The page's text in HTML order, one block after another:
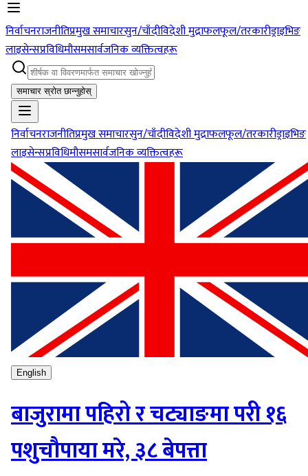
निर्वाचनराजनीतिप्रमुख समाचारसुन/चाँदीविदेशी मुद्राफलफूल/तरकारीड्राइभिङ
लाइसेन्सप्रविधिमौसमसार्वजनिक व्यक्तित्वहरू
समाचार स्रोत छान्नुहोस्
निर्वाचनराजनीतिप्रमुख समाचारसुन/चाँदीविदेशी मुद्राफलफूल/तरकारीड्राइभिङ
लाइसेन्सप्रविधिमौसमसार्वजनिक व्यक्तित्वहरू
English
बाजुरामा पहिरो र चट्याङमा परी १६
पशुचौपाया मरे, ३८ बेपत्ता